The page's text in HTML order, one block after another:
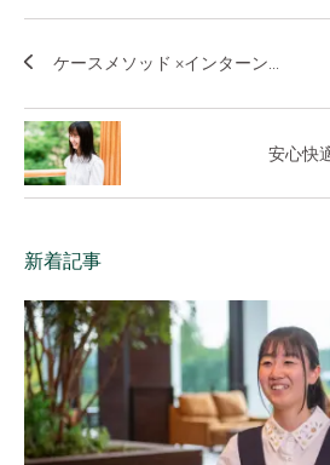
ケースメソッド ×インターン...
安心快
新着記事